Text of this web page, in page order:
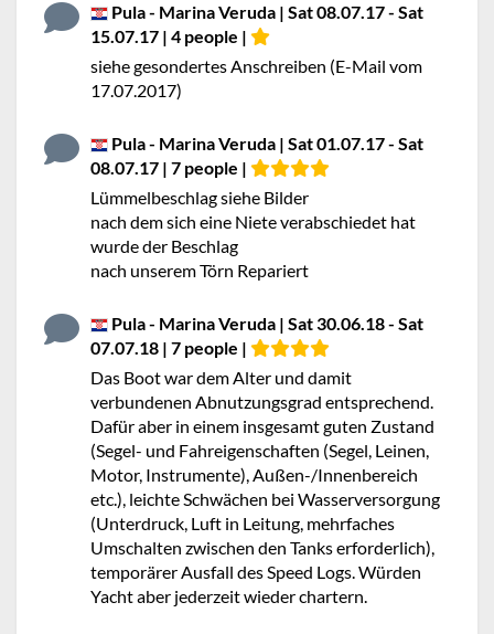
Pula - Marina Veruda | Sat 08.07.17 - Sat
15.07.17 | 4 people |
siehe gesondertes Anschreiben (E-Mail vom
17.07.2017)
Pula - Marina Veruda | Sat 01.07.17 - Sat
08.07.17 | 7 people |
Lümmelbeschlag siehe Bilder
nach dem sich eine Niete verabschiedet hat
wurde der Beschlag
nach unserem Törn Repariert
Pula - Marina Veruda | Sat 30.06.18 - Sat
07.07.18 | 7 people |
Das Boot war dem Alter und damit
verbundenen Abnutzungsgrad entsprechend.
Dafür aber in einem insgesamt guten Zustand
(Segel- und Fahreigenschaften (Segel, Leinen,
Motor, Instrumente), Außen-/Innenbereich
etc.), leichte Schwächen bei Wasserversorgung
(Unterdruck, Luft in Leitung, mehrfaches
Umschalten zwischen den Tanks erforderlich),
temporärer Ausfall des Speed Logs. Würden
Yacht aber jederzeit wieder chartern.